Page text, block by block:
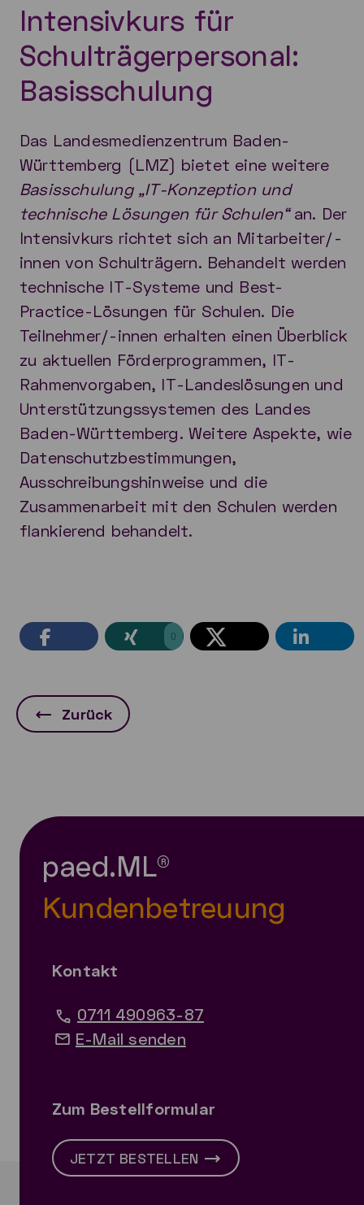
Intensivkurs für
Schulträgerpersonal:
Basisschulung
Das Landesmedienzentrum Baden-
Württemberg (LMZ) bietet eine weitere
Basisschulung „IT-Konzeption und
technische Lösungen für Schulen“an. Der
Intensivkurs richtet sich an Mitarbeiter/-
innen von Schulträgern. Behandelt werden
technische IT-Systeme und Best-
Practice-Lösungen für Schulen. Die
Teilnehmer/-innen erhalten einen Überblick
zu aktuellen Förderprogrammen, IT-
Rahmenvorgaben, IT-Landeslösungen und
Unterstützungssystemen des Landes
Baden-Württemberg. Weitere Aspekte, wie
Datenschutzbestimmungen,
Ausschreibungshinweise und die
Zusammenarbeit mit den Schulen werden
flankierend behandelt.
0
Zurück
paed.ML®
Kundenbetreuung
Kontakt
0711 490963-87
E-Mail senden
Zum Bestellformular
JETZT BESTELLEN